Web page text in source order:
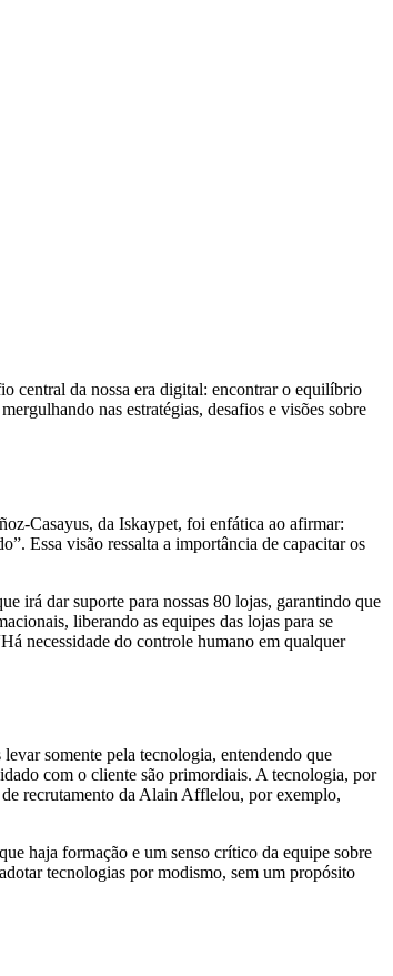
central da nossa era digital: encontrar o equilíbrio
nas estratégias, desafios e visões sobre
Casayus, da Iskaypet, foi enfática ao afirmar:
Essa visão ressalta a importância de capacitar os
irá dar suporte para nossas 80 lojas, garantindo que
liberando as equipes das lojas para se
necessidade do controle humano em qualquer
somente pela tecnologia, entendendo que
com o cliente são primordiais. A tecnologia, por
de recrutamento da Alain Afflelou, por exemplo,
haja formação e um senso crítico da equipe sobre
tecnologias por modismo, sem um propósito